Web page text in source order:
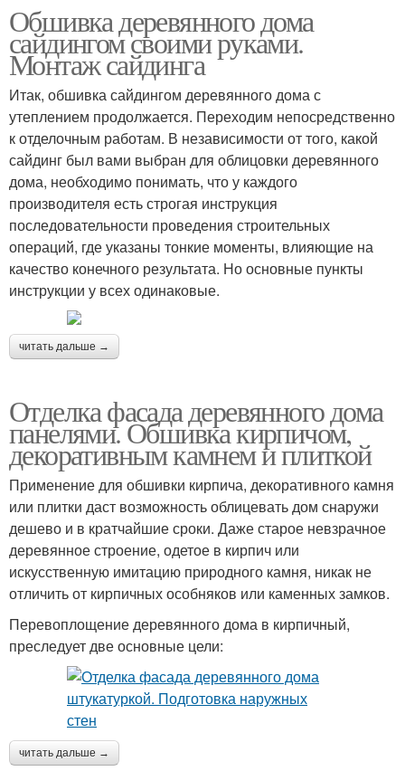
Обшивка деревянного дома
сайдингом своими руками.
Монтаж сайдинга
Итак, обшивка сайдингом деревянного дома с
утеплением продолжается. Переходим непосредственно
к отделочным работам. В независимости от того, какой
сайдинг был вами выбран для облицовки деревянного
дома, необходимо понимать, что у каждого
производителя есть строгая инструкция
последовательности проведения строительных
операций, где указаны тонкие моменты, влияющие на
качество конечного результата. Но основные пункты
инструкции у всех одинаковые.
читать дальше →
Отделка фасада деревянного дома
панелями. Обшивка кирпичом,
декоративным камнем и плиткой
Применение для обшивки кирпича, декоративного камня
или плитки даст возможность облицевать дом снаружи
дешево и в кратчайшие сроки. Даже старое невзрачное
деревянное строение, одетое в кирпич или
искусственную имитацию природного камня, никак не
отличить от кирпичных особняков или каменных замков.
Перевоплощение деревянного дома в кирпичный,
преследует две основные цели:
читать дальше →